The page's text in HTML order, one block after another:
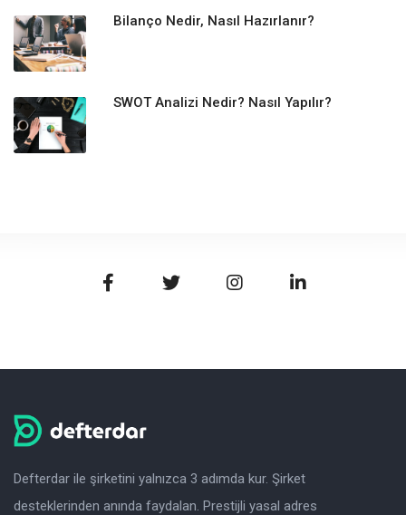
Bilanço Nedir, Nasıl Hazırlanır?
SWOT Analizi Nedir? Nasıl Yapılır?
Defterdar ile şirketini yalnızca 3 adımda kur. Şirket
desteklerinden anında faydalan. Prestijli yasal adres